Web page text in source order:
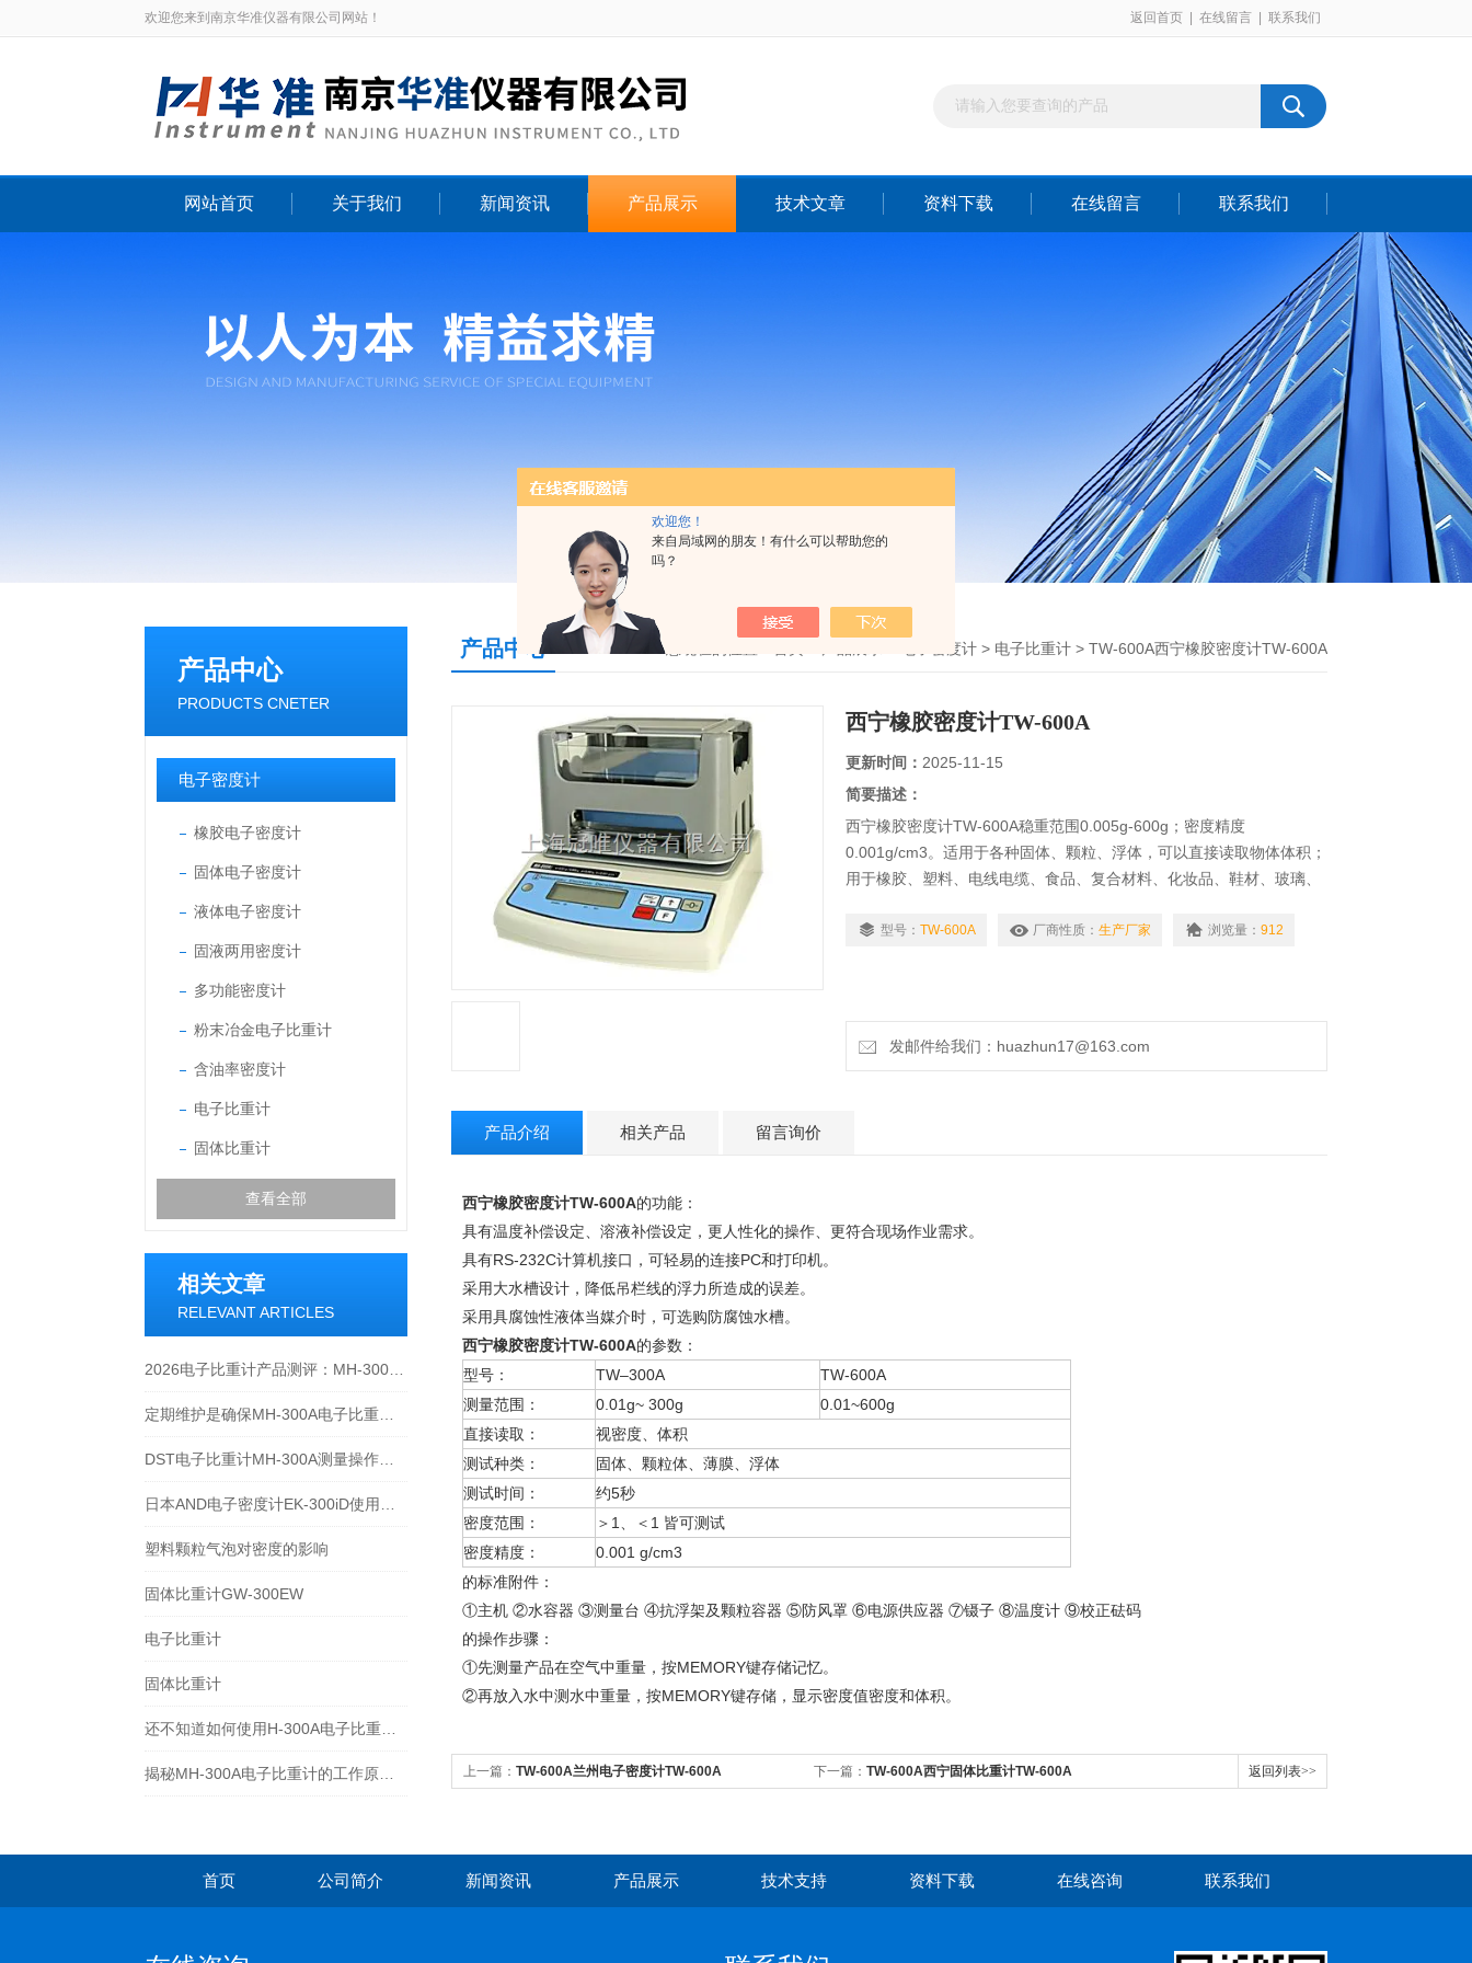
欢迎您！
来自局域网的朋友！有什么可以帮助您的
吗？
欢迎您来到南京华准仪器有限公司网站！ 返回首页 在线留言 联系我们
网站首页 关于我们 新闻资讯 产品展示 技术文章 资料下载 在线留言 联系我们
产品中心
PRODUCTS CNETER
电子密度计
橡胶电子密度计
固体电子密度计
液体电子密度计
固液两用密度计
多功能密度计
粉末冶金电子比重计
含油率密度计
电子比重计
固体比重计
查看全部
相关文章
RELEVANT ARTICLES
塑料颗粒气泡对密度的影响
固体比重计GW-300EW
电子比重计
固体比重计
产品中心 电子密度计 > 电子比重计 > TW-600A西宁橡胶密度计TW-600A
西宁橡胶密度计TW-600A
更新时间： 2025-11-15
简要描述：
西宁橡胶密度计TW-600A稳重范围0.005g-600g；密度精度
0.001g/cm3。适用于各种固体、颗粒、浮体，可以直接读取物体体积；
用于橡胶、塑料、电线电缆、食品、复合材料、化妆品、鞋材、玻璃、
值。 型号： TW-600A 厂商性质： 生产厂家 浏览量： 912
发邮件给我们：huazhun17@163.com
产品介绍 相关产品 留言询价
西宁橡胶密度计TW-600A的功能：
具有温度补偿设定、溶液补偿设定，更人性化的操作、更符合现场作业需求。
具有RS-232C计算机接口，可轻易的连接PC和打印机。
采用大水槽设计，降低吊栏线的浮力所造成的误差。
采用具腐蚀性液体当媒介时，可选购防腐蚀水槽。
西宁橡胶密度计TW-600A的参数：
型号：
TW–300A
TW-600A
测量范围：
0.01g~ 300g
0.01~600g
直接读取：
视密度、体积
测试种类：
固体、颗粒体、薄膜、浮体
测试时间：
约5秒
密度范围：
＞1、＜1 皆可测试
密度精度：
0.001 g/cm3
的标准附件：
①主机 ②水容器 ③测量台 ④抗浮架及颗粒容器 ⑤防风罩 ⑥电源供应器 ⑦镊子 ⑧温度计 ⑨校正砝码
的操作步骤：
①先测量产品在空气中重量，按MEMORY键存储记忆。
②再放入水中测水中重量，按MEMORY键存储，显示密度值密度和体积。
上一篇： TW-600A兰州电子密度计TW-600A 下一篇： TW-600A西宁固体比重计TW-600A 返回列表>>
首页 公司简介 新闻资讯 产品展示 技术支持 资料下载 在线咨询 联系我们